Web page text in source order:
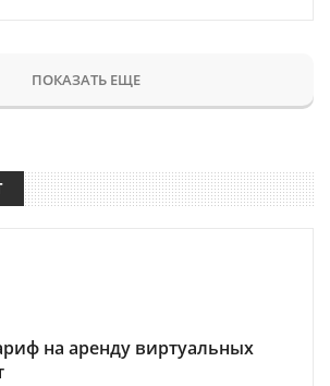
ПОКАЗАТЬ ЕЩЕ
на аренду виртуальных